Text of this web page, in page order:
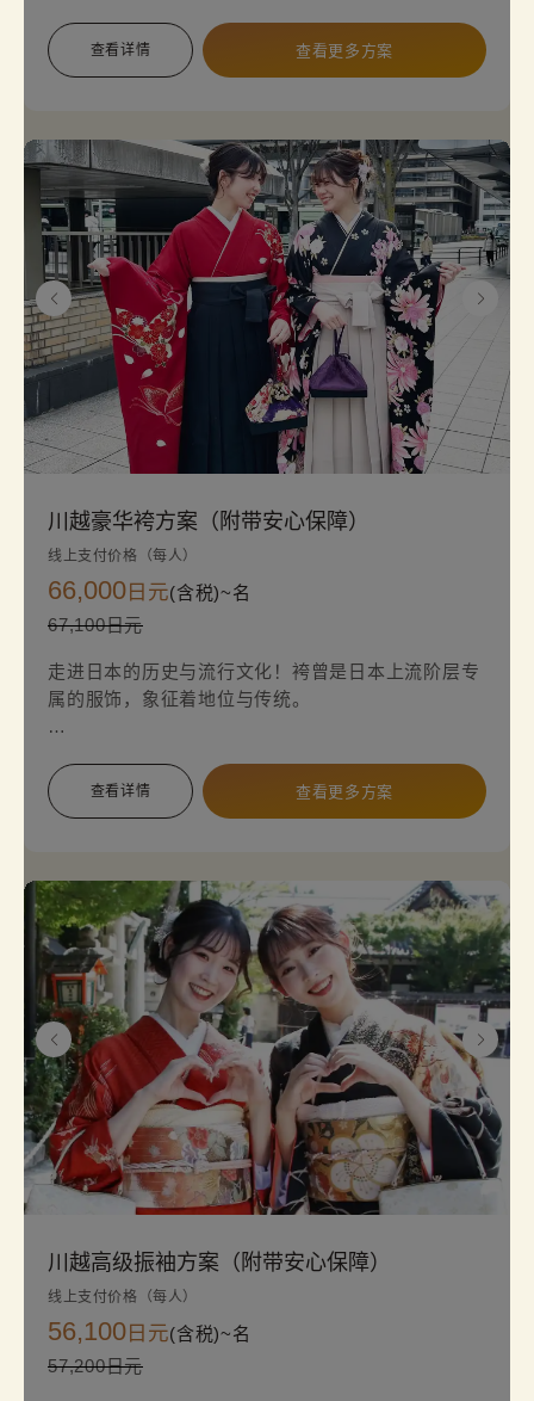
和服 中找到您的理想款式，打造属于您的独特风格！
适合与朋友一起散步、修学旅行或毕业旅行的特别体
注意事项：
入店时需出示有效的学生证。
复古摩登访问着的腰带选项需另加收费。
查看详情 查看更多方案
川越豪华袴方案（附带安心保障）
线上支付价格（每人）
66,000 日元(含税)~名
67,100日元
走进日本的历史与流行文化！袴曾是日本上流阶层专
属的服饰，象征着地位与传统。
喜爱。亲身体验这件标志性的日本传统服饰，拍摄精
彩照片，感受历史与现代文化融合的独特魅力。
渍、汗渍、食物溢出等），面积在10 cm²以内的情况
下，不会收取清洁费。但若遇到难以修复的污渍，例
如香烟烧焦、油渍、血渍等，安心保障将不适用，需
另行收费。
查看详情 查看更多方案
川越高级振袖方案（附带安心保障）
线上支付价格（每人）
56,100 日元(含税)~名
57,200日元